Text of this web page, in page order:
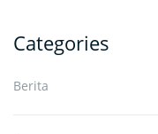
Categories
Berita